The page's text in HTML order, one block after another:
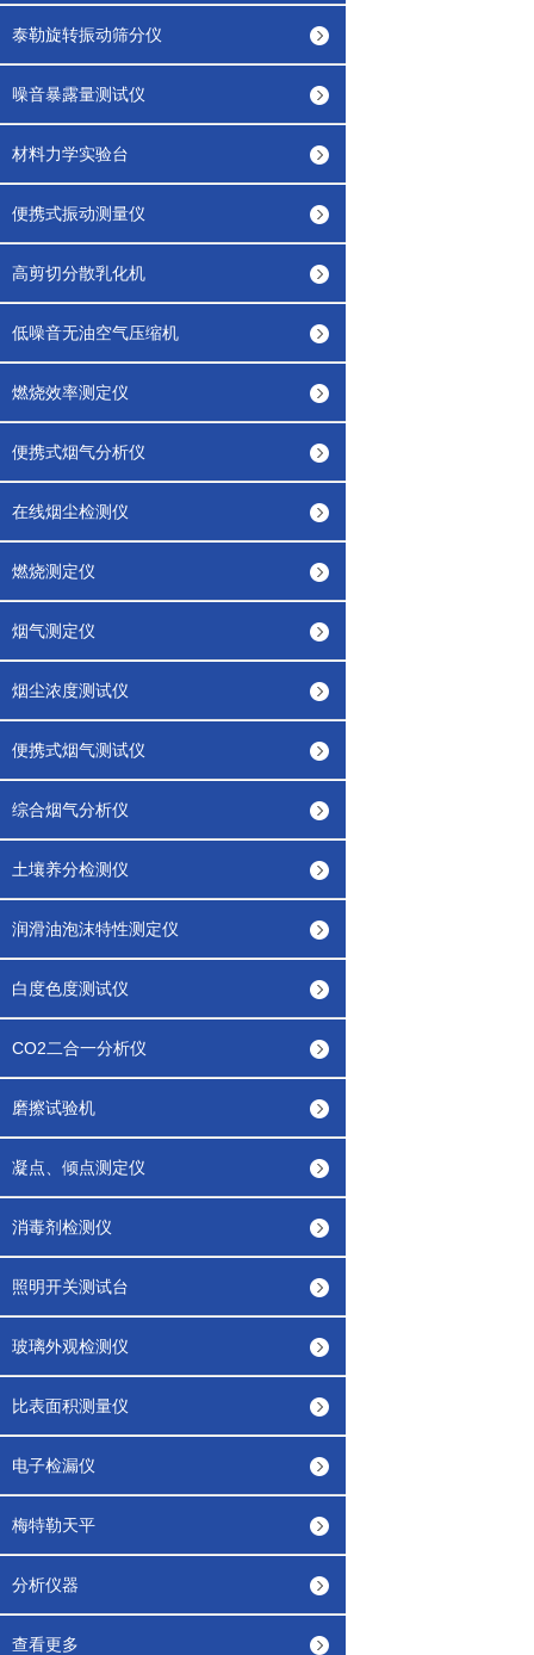
泰勒旋转振动筛分仪
噪音暴露量测试仪
材料力学实验台
便携式振动测量仪
高剪切分散乳化机
低噪音无油空气压缩机
燃烧效率测定仪
便携式烟气分析仪
在线烟尘检测仪
燃烧测定仪
烟气测定仪
烟尘浓度测试仪
便携式烟气测试仪
综合烟气分析仪
土壤养分检测仪
润滑油泡沫特性测定仪
白度色度测试仪
CO2二合一分析仪
磨擦试验机
凝点、倾点测定仪
消毒剂检测仪
照明开关测试台
玻璃外观检测仪
比表面积测量仪
电子检漏仪
梅特勒天平
分析仪器
查看更多